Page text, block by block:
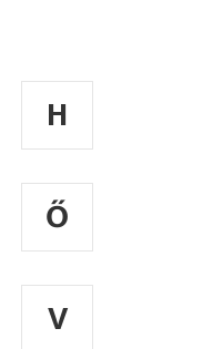
H
Ő
V